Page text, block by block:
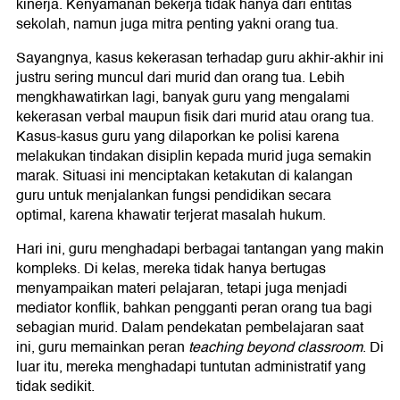
kinerja. Kenyamanan bekerja tidak hanya dari entitas
sekolah, namun juga mitra penting yakni orang tua.
Sayangnya, kasus kekerasan terhadap guru akhir-akhir ini
justru sering muncul dari murid dan orang tua. Lebih
mengkhawatirkan lagi, banyak guru yang mengalami
kekerasan verbal maupun fisik dari murid atau orang tua.
Kasus-kasus guru yang dilaporkan ke polisi karena
melakukan tindakan disiplin kepada murid juga semakin
marak. Situasi ini menciptakan ketakutan di kalangan
guru untuk menjalankan fungsi pendidikan secara
optimal, karena khawatir terjerat masalah hukum.
Hari ini, guru menghadapi berbagai tantangan yang makin
kompleks. Di kelas, mereka tidak hanya bertugas
menyampaikan materi pelajaran, tetapi juga menjadi
mediator konflik, bahkan pengganti peran orang tua bagi
sebagian murid. Dalam pendekatan pembelajaran saat
ini, guru memainkan peran teaching beyond classroom. Di
luar itu, mereka menghadapi tuntutan administratif yang
tidak sedikit.